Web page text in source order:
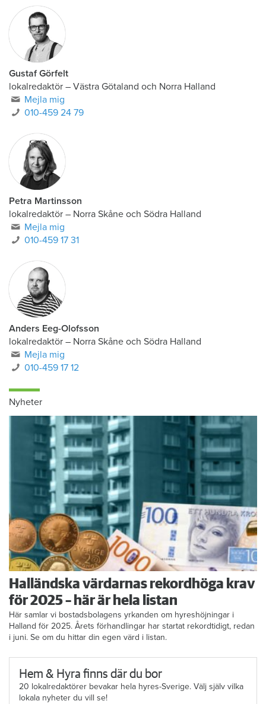
Gustaf Görfelt
lokalredaktör – Västra Götaland och Norra Halland
Mejla mig
010-459 24 79
Petra Martinsson
lokalredaktör – Norra Skåne och Södra Halland
Mejla mig
010-459 17 31
Anders Eeg-Olofsson
lokalredaktör – Norra Skåne och Södra Halland
Mejla mig
010-459 17 12
Nyheter
Halländska värdarnas rekordhöga krav
för 2025 – här är hela listan
Här samlar vi bostadsbolagens yrkanden om hyreshöjningar i
Halland för 2025. Årets förhandlingar har startat rekordtidigt, redan
i juni. Se om du hittar din egen värd i listan.
Hem & Hyra finns där du bor
20 lokalredaktörer bevakar hela hyres-Sverige. Välj själv vilka
lokala nyheter du vill se!